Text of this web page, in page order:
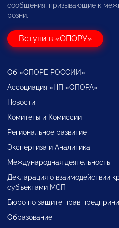
сообщения, призывающие к
розни.
Вступи в «ОПОРУ»
Об «ОПОРЕ РОССИИ»
Ассоциация «НП «ОПОРА»
Новости
Комитеты и Комиссии
Региональное развитие
Экспертиза и Аналитика
Международная деятельность
Декларация о взаимодействии
субъектами МСП
Бюро по защите прав
Образование